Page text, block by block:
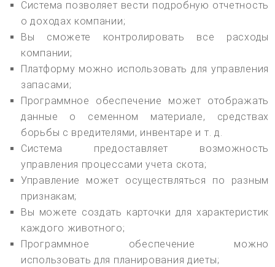
Система позволяет вести подробную отчетность
о доходах компании;
Вы сможете контролировать все расходы
компании;
Платформу можно использовать для управления
запасами;
Программное обеспечение может отображать
данные о семенном материале, средствах
борьбы с вредителями, инвентаре и т. д.
Система предоставляет возможность
управления процессами учета скота;
Управление может осуществляться по разным
признакам;
Вы можете создать карточки для характеристик
каждого животного;
Программное обеспечение можно
использовать для планирования диеты;